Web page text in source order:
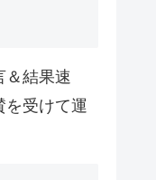
＆結果速
を受けて運